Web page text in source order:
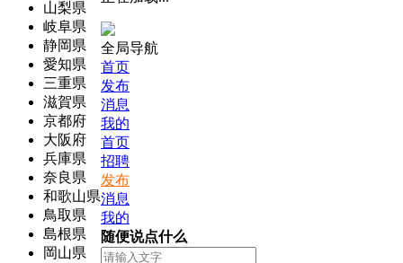
山梨県
岐阜県
静岡県
愛知県
三重県
滋賀県
京都府
大阪府
兵庫県
奈良県
和歌山県
鳥取県
島根県
岡山県
全局导航
首页
发布
消息
我的
首页
招聘
发布
消息
我的
随便说点什么